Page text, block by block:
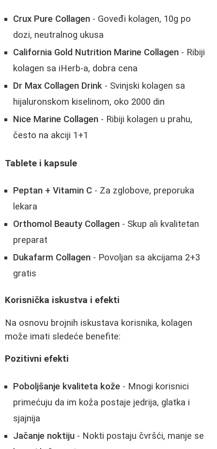
Crux Pure Collagen - Goveđi kolagen, 10g po
dozi, neutralnog ukusa
California Gold Nutrition Marine Collagen - Ribiji
kolagen sa iHerb-a, dobra cena
Dr Max Collagen Drink - Svinjski kolagen sa
hijaluronskom kiselinom, oko 2000 din
Nice Marine Collagen - Ribiji kolagen u prahu,
često na akciji 1+1
Tablete i kapsule
Peptan + Vitamin C - Za zglobove, preporuka
lekara
Orthomol Beauty Collagen - Skup ali kvalitetan
preparat
Dukafarm Collagen - Povoljan sa akcijama 2+3
gratis
Korisnička iskustva i efekti
Na osnovu brojnih iskustava korisnika, kolagen
može imati sledeće benefite:
Pozitivni efekti
Poboljšanje kvaliteta kože - Mnogi korisnici
primećuju da im koža postaje jedrija, glatka i
sjajnija
Jačanje noktiju - Nokti postaju čvršći, manje se